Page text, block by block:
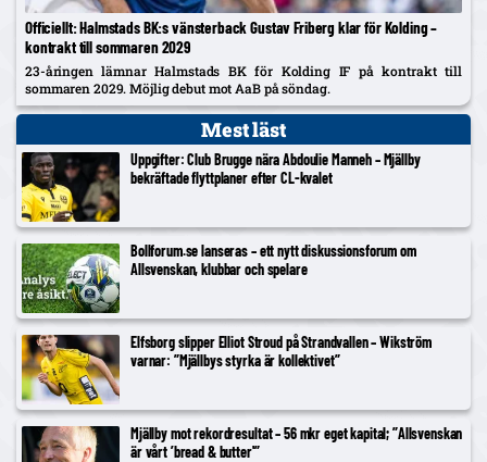
Officiellt: Halmstads BK:s vänsterback Gustav Friberg klar för Kolding –
kontrakt till sommaren 2029
23-åringen lämnar Halmstads BK för Kolding IF på kontrakt till
sommaren 2029. Möjlig debut mot AaB på söndag.
Mest läst
Uppgifter: Club Brugge nära Abdoulie Manneh – Mjällby
bekräftade flyttplaner efter CL-kvalet
Bollforum.se lanseras – ett nytt diskussionsforum om
Allsvenskan, klubbar och spelare
Elfsborg slipper Elliot Stroud på Strandvallen – Wikström
varnar: ”Mjällbys styrka är kollektivet”
Mjällby mot rekordresultat – 56 mkr eget kapital; ”Allsvenskan
är vårt ’bread & butter'”